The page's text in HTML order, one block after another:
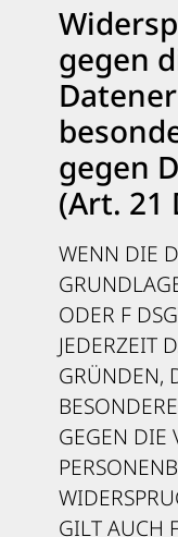
gegen
gegen
(Art. 21
WENN DIE
ODER F
JEDERZEIT
GRÜNDEN,
GEGEN DIE
GILT AUCH